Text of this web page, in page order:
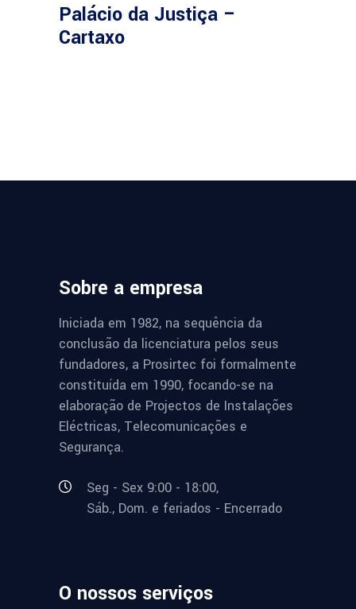
Palácio da Justiça –
Cartaxo
Sobre a empresa
Iniciada em 1982, na sequência da
conclusão da licenciatura pelos seus
fundadores, a Prosirtec foi formalmente
constituída em 1990, focando-se na
elaboração de Projectos de Instalações
Eléctricas, Telecomunicações e
Segurança.
Seg - Sex 9:00 - 18:00,
Sáb., Dom. e feriados - Encerrado
O nossos serviços